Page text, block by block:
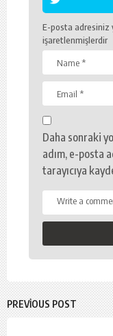
E-posta adresiniz
işaretlenmişlerdir
Daha sonraki
adım, e-posta
tarayıcıya
PREVIOUS POST